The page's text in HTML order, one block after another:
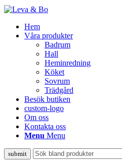
Hem
Våra produkter
Badrum
Hall
Heminredning
Köket
Sovrum
Trädgård
Besök butiken
custom-logo
Om oss
Kontakta oss
Menu Menu